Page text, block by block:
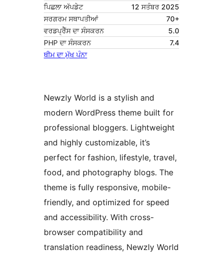
ਪਿਛਲਾ ਅੱਪਡੇਟ
12 ਸਤੰਬਰ 2025
ਸਰਗਰਮ ਸਥਾਪਤੀਆਂ
70+
ਵਰਡਪ੍ਰੈੱਸ ਦਾ ਸੰਸਕਰਨ
5.0
PHP ਦਾ ਸੰਸਕਰਨ
7.4
ਥੀਮ ਦਾ ਮੁੱਖ ਪੰਨਾ
Newzly World is a stylish and
modern WordPress theme built for
professional bloggers. Lightweight
and highly customizable, it’s
perfect for fashion, lifestyle, travel,
food, and photography blogs. The
theme is fully responsive, mobile-
friendly, and optimized for speed
and accessibility. With cross-
browser compatibility and
translation readiness, Newzly World